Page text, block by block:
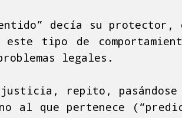
decía su
tipo de
legales.
justicia, repito,
al que pertenece